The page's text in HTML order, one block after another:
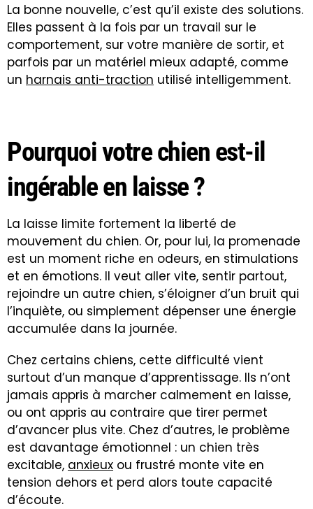
La bonne nouvelle, c’est qu’il existe des solutions.
Elles passent à la fois par un travail sur le
comportement, sur votre manière de sortir, et
parfois par un matériel mieux adapté, comme
un harnais anti-traction utilisé intelligemment.
Pourquoi votre chien est-il
ingérable en laisse ?
La laisse limite fortement la liberté de
mouvement du chien. Or, pour lui, la promenade
est un moment riche en odeurs, en stimulations
et en émotions. Il veut aller vite, sentir partout,
rejoindre un autre chien, s’éloigner d’un bruit qui
l’inquiète, ou simplement dépenser une énergie
accumulée dans la journée.
Chez certains chiens, cette difficulté vient
surtout d’un manque d’apprentissage. Ils n’ont
jamais appris à marcher calmement en laisse,
ou ont appris au contraire que tirer permet
d’avancer plus vite. Chez d’autres, le problème
est davantage émotionnel : un chien très
excitable, anxieux ou frustré monte vite en
tension dehors et perd alors toute capacité
d’écoute.